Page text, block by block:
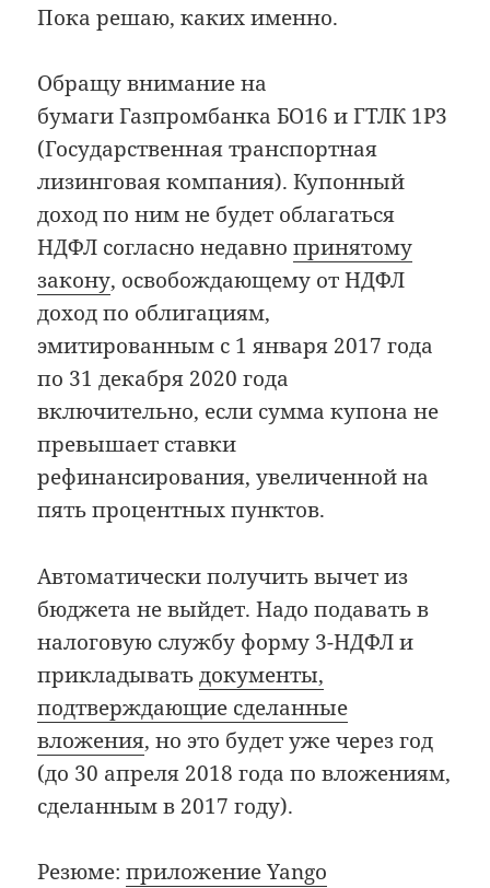
Пока решаю, каких именно.
Обращу внимание на
бумаги Газпромбанка БО16 и ГТЛК 1Р3
(Государственная транспортная
лизинговая компания). Купонный
доход по ним не будет облагаться
НДФЛ согласно недавнопринятому
закону, освобождающему от НДФЛ
доход по облигациям,
эмитированным с 1 января 2017 года
по 31 декабря 2020 года
включительно, если сумма купона не
превышает ставки
рефинансирования, увеличенной на
пять процентных пунктов.
Автоматически получить вычет из
бюджета не выйдет. Надо подавать в
налоговую службу форму 3-НДФЛ и
прикладыватьдокументы,
подтверждающие сделанные
вложения, но это будет уже через год
(до 30 апреля 2018 года по вложениям,
сделанным в 2017 году).
Резюме:приложение Yango